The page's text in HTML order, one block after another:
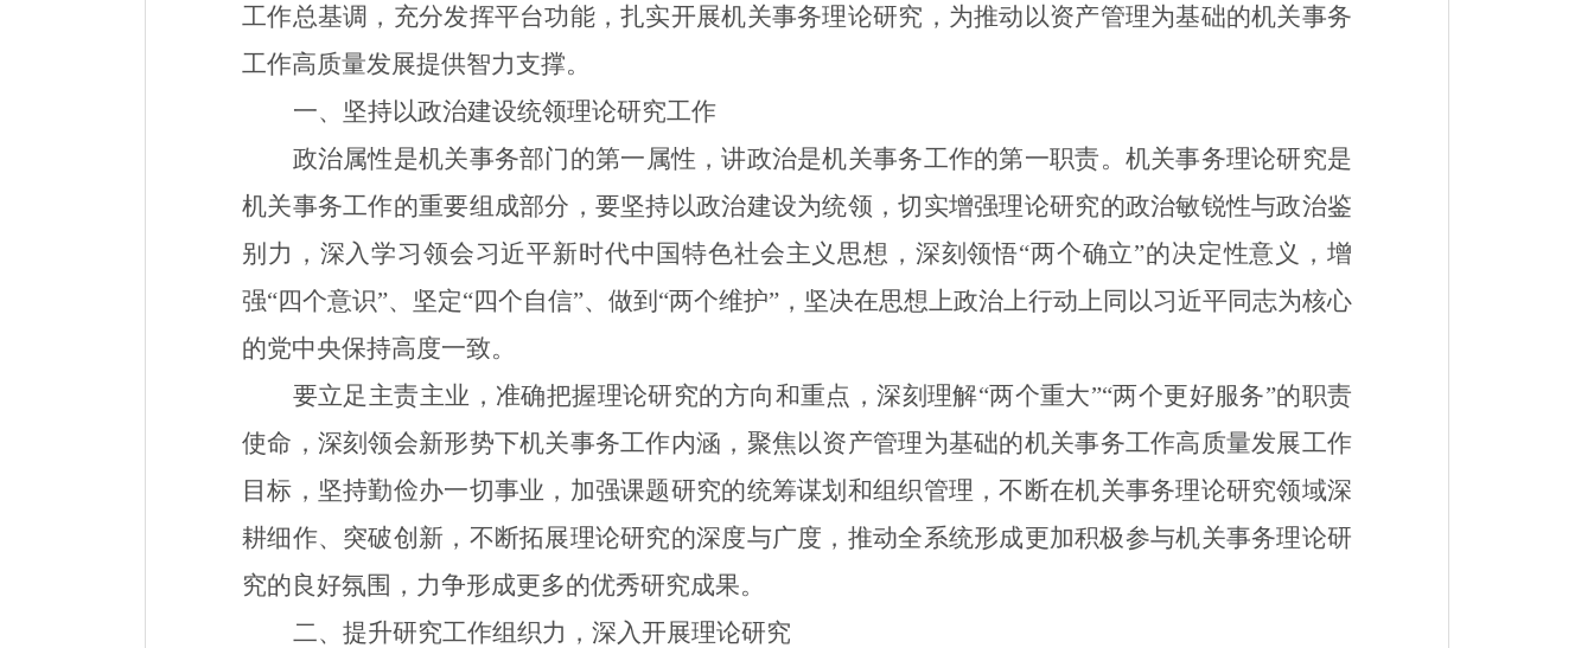
工作总基调， 充分发挥平台功能，扎实开展机关事务理论研究，为推动以资产管理为基础的机关事务
工作高质量发展提供智力支撑。
一、坚持以政治建设统领理论研究工作
政治属性是机关事务部门的第一属性，讲政治是机关事务工作的第一职责。机关事务理论研究是
机关事务工作的重要组成部分，要坚持以政治建设为统领，切实增强理论研究的政治敏锐性与政治鉴
别力，深入学习领会习近平新时代中国特色社会主义思想，深刻领悟“两个确立”的决定性意义，增
强“四个意识”、坚定“四个自信”、做到“两个维护”，坚决在思想上政治上行动上同以习近平同志为核心
的党中央保持高度一致。
要立足主责主业，准确把握理论研究的方向和重点，深刻理解“两个重大”“两个更好服务”的职责
使命， 深刻领会新形势下机关事务工作内涵， 聚焦以资产管理为基础的机关事务工作高质量发展工作
目标，坚持勤俭办一切事业， 加强课题研究的统筹谋划和组织管理 ，不断在机关事务理论研究领域深
耕细作、突破创新，不断拓展理论研究的深度与广度， 推动全系统形成更加积极参与机关事务理论研
究的良好氛围 ，力争形成更多的优秀研究成果。
二、 提升研究工作组织力，深入开展理论研究